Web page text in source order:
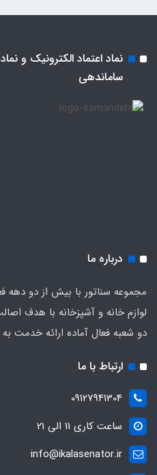
نماد اعتماد الکترونیک و نماد
ساماندهی
درباره ما
مجموعه سناتور با بیش از دو دهه
لوازم خانه و آشپزخانه با هدف
دو شعبه فعال آماده ارائه خدمت
ارتباط با ما
09127941304
ساعت کاری 11 الی 21
info@ikalasenator.ir